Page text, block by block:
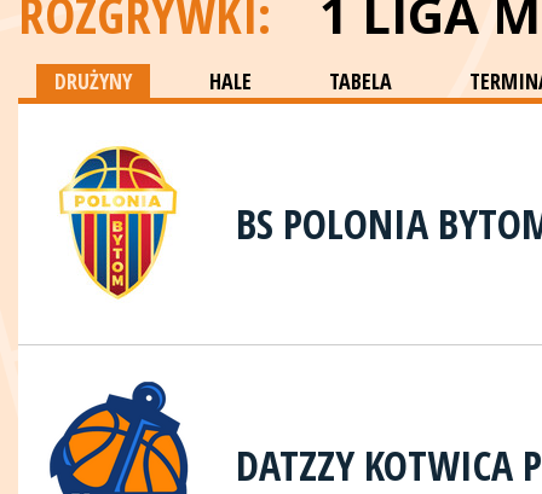
ROZGRYWKI: 1 LIGA
DRUŻYNY HALE TABELA
BS POLONIA
DATZZY KOTWICA